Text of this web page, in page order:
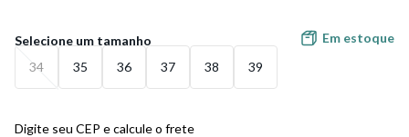
34 35 36 37 38 39
Em estoque
Digite seu CEP e calcule o frete